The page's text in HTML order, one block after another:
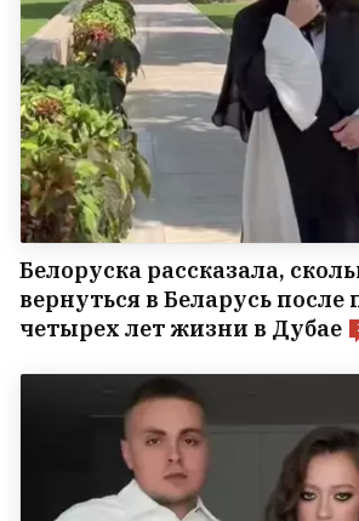
Белоруска рассказала,
вернуться в Беларусь после
четырех лет жизни в Дубае